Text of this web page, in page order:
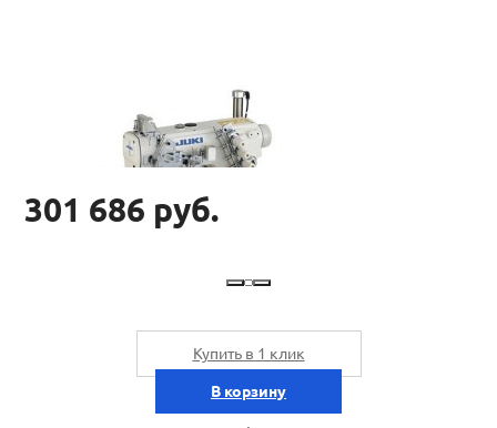
301 686 руб.
Купить в 1 клик
В корзину